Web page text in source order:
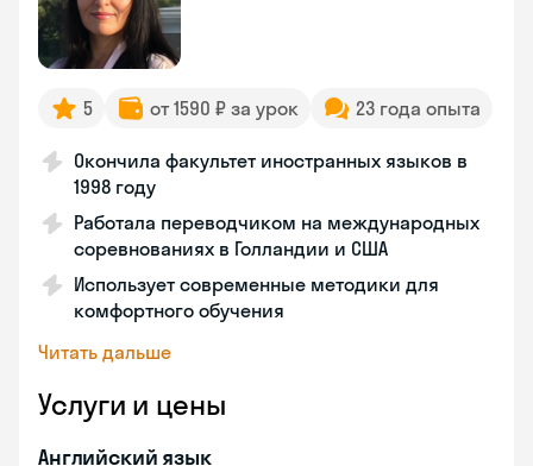
5 от 1590 ₽ за урок 23 года опыта
Окончила факультет иностранных языков в
1998 году
Работала переводчиком на международных
соревнованиях в Голландии и США
Использует современные методики для
комфортного обучения
Читать дальше
Услуги и цены
Английский язык